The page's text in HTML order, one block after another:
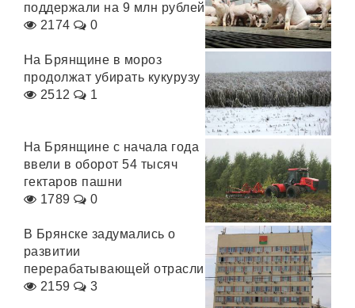
поддержали на 9 млн рублей
2174
0
На Брянщине в мороз
продолжат убирать кукурузу
2512
1
На Брянщине с начала года
ввели в оборот 54 тысяч
гектаров пашни
1789
0
В Брянске задумались о
развитии
перерабатывающей отрасли
2159
3